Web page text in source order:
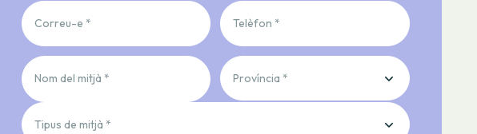
Correu-e * Telèfon *
Nom del mitjà * Província *
Tipus de mitjà *